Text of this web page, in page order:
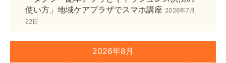
使い方」地域ケアプラザでスマホ講座 2026年7月
22日
2026年8月